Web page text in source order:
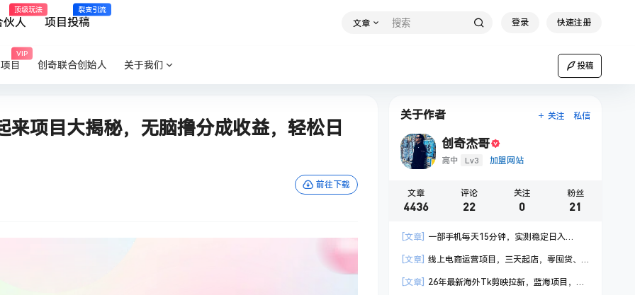
伙人
顶级玩法
项目投稿
裂变引流
文章 登录 快速注册
目
VIP
创奇联合创始人 关于我们 投稿
项目大揭秘，无脑撸分成收益，轻松日
前往下载
关于作者 关注 私信
创奇杰哥
高中 Lv3 加盟网站
文章
4436
评论
22
关注
0
粉丝
21
[文章]
一部手机每天15分钟，实测稳定日入
[文章]
线上电商运营项目，三天起店，零囤货、
作战规划
[文章]
26年最新海外Tk剪映拉新，蓝海项目，会